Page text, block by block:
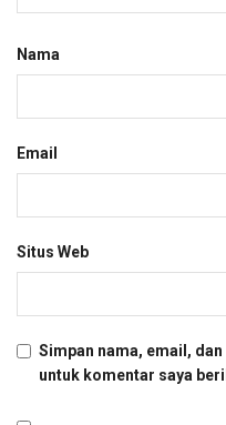
Nama
Email
Situs Web
Simpan nama, email,
untuk komentar saya